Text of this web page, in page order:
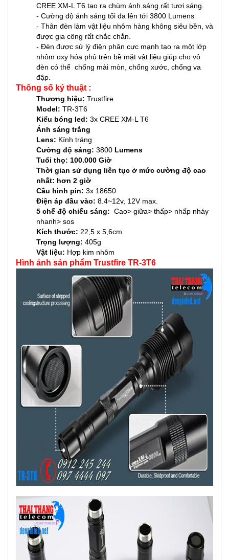
CREE XM-L T6 tạo ra chùm ánh sáng rất tươi sáng.
- Cường độ ánh sáng tối đa lên tới 3800 Lumens
- Thân đèn làm vật liệu nhôm hàng không siêu bền, và
được gia công rất chắc chắn.
- Đèn được sử lý điện phân cực mạnh tạo ra một lớp
nhôm oxy hóa phủ trên bề mặt vật liệu giúp cho vỏ
đèn có thể chống mài mòn, chống xước, chống va
đập.
Thông số ký thuật :
Thương hiệu: Trustfire
Model: TR-3T6
Kiểu bóng led: 3x CREE XM-L T6
Ánh sáng trắng
Lens: Kính tráng
Cường độ sáng: 3800 Lumens
Tuổi thọ: 100.000 Giờ
Thời gian sử dụng liên tục ở mức cường độ cao
nhất: hơn 2 giờ
Cầu hình pin: 3x 18650
Điện áp đầu vào: 8.4~12v, 12V max.
5 chế độ chiếu sáng: Cao> giữa> thấp> nhấp nháy
nhanh> sos
Kích thước: 22,5 x 5,6cm
Trọng lượng: 405g
Vật liệu: Hợp kim nhôm
Hình ảnh sản phẩm Trustfire TR-3T6